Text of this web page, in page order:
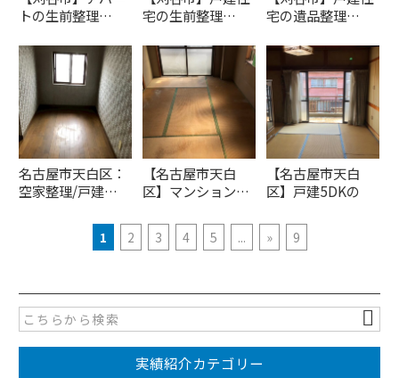
トの生前整理…
宅の生前整理…
宅の遺品整理…
名古屋市天白区：
空家整理/戸建…
【名古屋市天白
区】マンション…
【名古屋市天白
区】戸建5DKの
1 2 3 4 5 ... » 9
実績紹介カテゴリー